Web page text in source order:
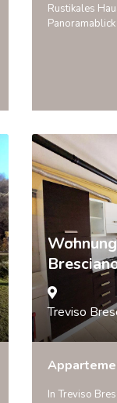
Rustikales
Treviso
In Treviso